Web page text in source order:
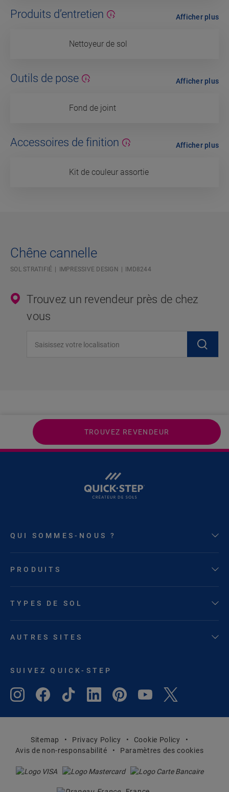
Produits d’entretien
Nettoyeur de sol
Afficher plus
Outils de pose
Fond de joint
Afficher plus
Accessoires de finition
Kit de couleur assortie
Afficher plus
Chêne cannelle
SOL STRATIFIÉ IMPRESSIVE DESIGN IMD8244
Trouvez un revendeur près de chez
vous
TROUVEZ REVENDEUR
QUI SOMMES-NOUS ?
PRODUITS
TYPES DE SOL
AUTRES SITES
SUIVEZ QUICK-STEP
Sitemap Privacy Policy
Cookie Policy
Avis de non-responsabilité
Paramètres des cookies